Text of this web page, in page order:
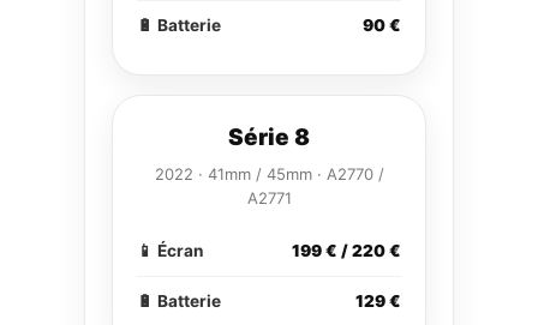
🔋 Batterie 90 €
Série 8
2022 · 41mm / 45mm · A2770 /
A2771
📱 Écran 199 € / 220 €
🔋 Batterie 129 €